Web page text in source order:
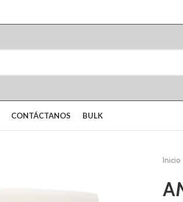
CONTÁCTANOS BULK
Inicio